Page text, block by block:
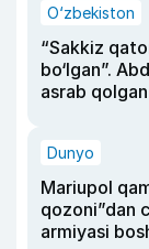
O‘zbekiston
“Sakkiz
bo‘lgan”.
asrab
Dunyo
Mariupol
qozoni”dan
armiyasi